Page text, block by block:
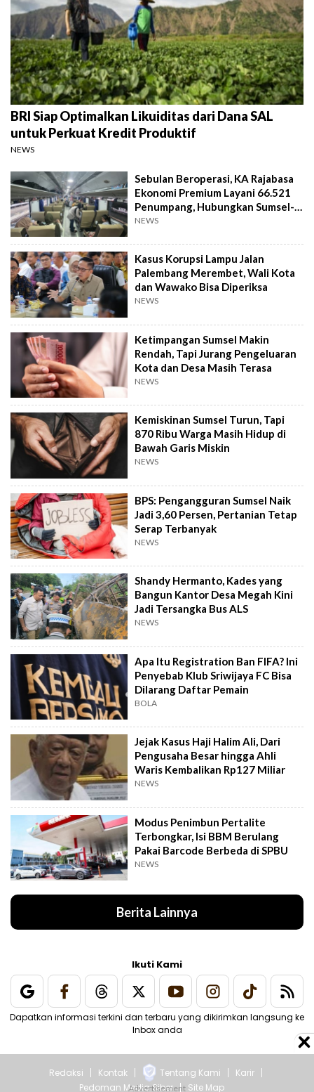
BRI Siap Optimalkan Likuiditas dari Dana SAL
untuk Perkuat Kredit Produktif
NEWS
Sebulan Beroperasi, KA Rajabasa
Ekonomi Premium Layani 66.521
Penumpang, Hubungkan Sumsel-
Lampung
NEWS
Kasus Korupsi Lampu Jalan
Palembang Merembet, Wali Kota
dan Wawako Bisa Diperiksa
NEWS
Ketimpangan Sumsel Makin
Rendah, Tapi Jurang Pengeluaran
Kota dan Desa Masih Terasa
NEWS
Kemiskinan Sumsel Turun, Tapi
870 Ribu Warga Masih Hidup di
Bawah Garis Miskin
NEWS
BPS: Pengangguran Sumsel Naik
Jadi 3,60 Persen, Pertanian Tetap
Serap Terbanyak
NEWS
Shandy Hermanto, Kades yang
Bangun Kantor Desa Megah Kini
Jadi Tersangka Bus ALS
NEWS
Apa Itu Registration Ban FIFA? Ini
Penyebab Klub Sriwijaya FC Bisa
Dilarang Daftar Pemain
BOLA
Jejak Kasus Haji Halim Ali, Dari
Pengusaha Besar hingga Ahli
Waris Kembalikan Rp127 Miliar
NEWS
Modus Penimbun Pertalite
Terbongkar, Isi BBM Berulang
Pakai Barcode Berbeda di SPBU
NEWS
Berita Lainnya
Ikuti Kami
Dapatkan informasi terkini dan terbaru yang dikirimkan langsung ke
Inbox anda
Redaksi Kontak Tentang Kami
Karir
Pedoman Media Siber
Site Map